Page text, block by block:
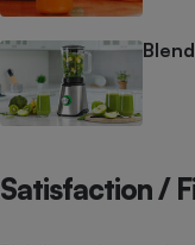
Satisfaction /